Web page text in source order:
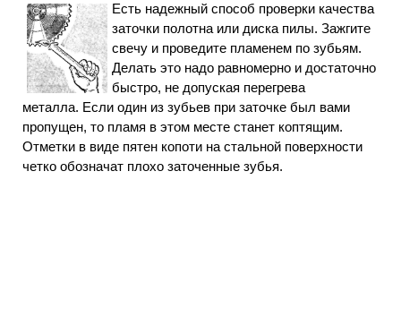
Есть надежный способ проверки качества
заточки полотна или диска пилы. Зажгите
свечу и проведите пламенем по зубьям.
Делать это надо равномерно и достаточно
быстро, не допуская перегрева
металла. Если один из зубьев при заточке был вами
пропущен, то пламя в этом месте станет коптящим.
Отметки в виде пятен копоти на стальной поверхности
четко обозначат плохо заточенные зубья.